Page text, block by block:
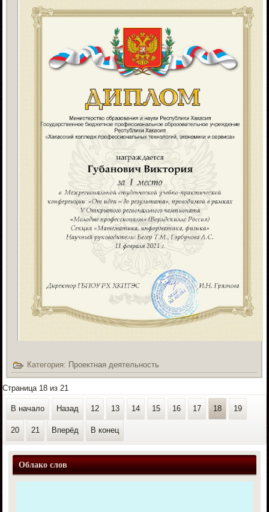
Категория: Проектная деятельность
Страница 18 из 21
В начало Назад 12 13 14 15 16 17 18 19
20 21 Вперёд В конец
Облако слов